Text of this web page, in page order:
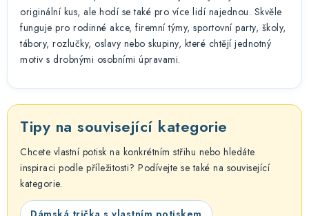
originální kus, ale hodí se také pro více lidí najednou. Skvěle
funguje pro rodinné akce, firemní týmy, sportovní party, školy,
tábory, rozlučky, oslavy nebo skupiny, které chtějí jednotný
motiv s drobnými osobními úpravami.
Tipy na související kategorie
Chcete vlastní potisk na konkrétním střihu nebo hledáte
inspiraci podle příležitosti? Podívejte se také na související
kategorie.